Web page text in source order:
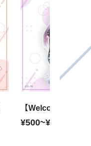
【Welcome
¥500~¥1,650